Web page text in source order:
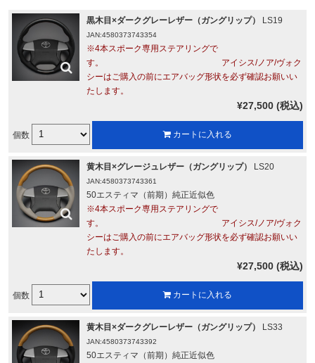
黒木目×ダークグレーレザー（ガングリップ） LS19
JAN:4580373743354
※4本スポーク専用ステアリングで
す。 アイシス/ノア/ヴォク
シーはご購入の前にエアバッグ形状を必ず確認お願いい
たします。
¥27,500 (税込)
個数 カートに入れる
黄木目×グレージュレザー（ガングリップ） LS20
JAN:4580373743361
50エスティマ（前期）純正近似色
※4本スポーク専用ステアリングで
す。 アイシス/ノア/ヴォク
シーはご購入の前にエアバッグ形状を必ず確認お願いい
たします。
¥27,500 (税込)
個数 カートに入れる
黄木目×ダークグレーレザー（ガングリップ） LS33
JAN:4580373743392
50エスティマ（前期）純正近似色